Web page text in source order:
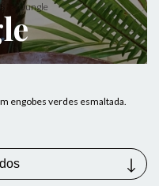
Jungle
engobes verdes esmaltada.